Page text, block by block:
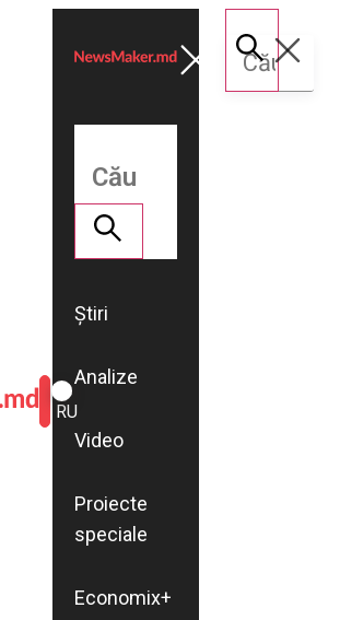
ROMÂNĂ
RU
Știri
Analize
Video
Proiecte
speciale
Economix+